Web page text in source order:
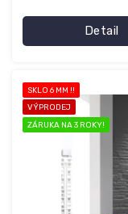
Detail
SKLO 6 MM !!
VÝPRODEJ
ZÁRUKA NA 3 ROKY!